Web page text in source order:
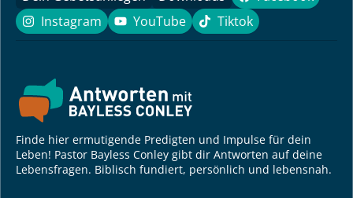
Instagram
Instagram YouTube
YouTube Tiktok
Tiktok
Finde hier ermutigende Predigten und Impulse für dein
Leben! Pastor Bayless Conley gibt dir Antworten auf deine
Lebensfragen. Biblisch fundiert, persönlich und lebensnah.